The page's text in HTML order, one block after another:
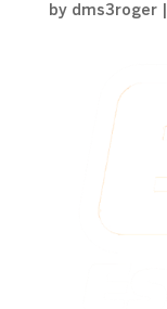
by dms3roger|